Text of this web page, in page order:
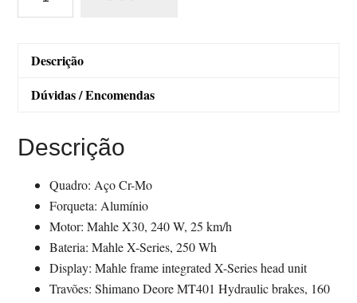
Descrição
Dúvidas / Encomendas
Descrição
Quadro: Aço Cr-Mo
Forqueta: Alumínio
Motor: Mahle X30, 240 W, 25 km/h
Bateria: Mahle X-Series, 250 Wh
Display: Mahle frame integrated X-Series head unit
Travões: Shimano Deore MT401 Hydraulic brakes, 160